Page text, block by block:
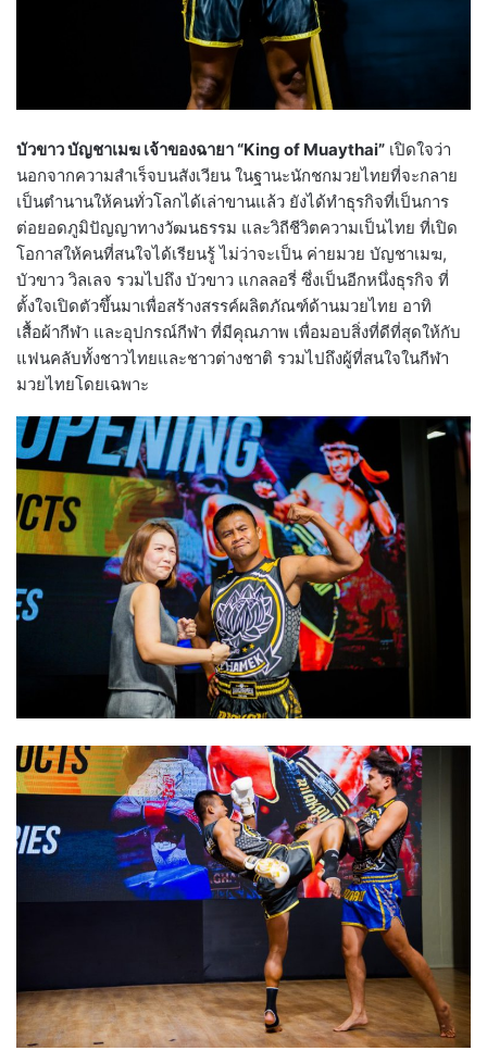
บัวขาว บัญชาเมฆ เจ้าของฉายา “King of Muaythai” เปิดใจว่า
นอกจากความสำเร็จบนสังเวียน ในฐานะนักชกมวยไทยที่จะกลาย
เป็นตำนานให้คนทั่วโลกได้เล่าขานแล้ว ยังได้ทำธุรกิจที่เป็นการ
ต่อยอดภูมิปัญญาทางวัฒนธรรม และวิถีชีวิตความเป็นไทย ที่เปิด
โอกาสให้คนที่สนใจได้เรียนรู้ ไม่ว่าจะเป็น ค่ายมวย บัญชาเมฆ,
บัวขาว วิลเลจ รวมไปถึง บัวขาว แกลลอรี่ ซึ่งเป็นอีกหนึ่งธุรกิจ ที่
ตั้งใจเปิดตัวขึ้นมาเพื่อสร้างสรรค์ผลิตภัณฑ์ด้านมวยไทย อาทิ
เสื้อผ้ากีฬา และอุปกรณ์กีฬา ที่มีคุณภาพ เพื่อมอบสิ่งที่ดีที่สุดให้กับ
แฟนคลับทั้งชาวไทยและชาวต่างชาติ รวมไปถึงผู้ที่สนใจในกีฬา
มวยไทยโดยเฉพาะ